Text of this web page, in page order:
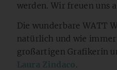
werden. Wir freuen uns
Die wunderbare WATT
natürlich und wie
großartigen Grafikerin
Laura Zindaco.